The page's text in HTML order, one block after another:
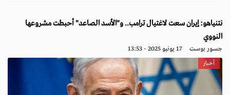
نتنياهو: إيران سعت لاغتيال ترامب.. و"الأسد الصاعد" أحبطت مشروعها
النووي
جسور بوست 17 يونيو 2025 - 13:53
أخبار